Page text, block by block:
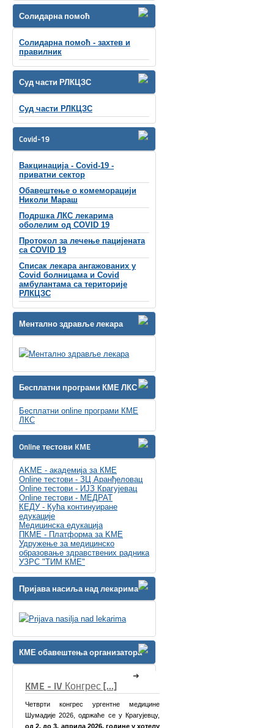
Солидарна помоћ
Солидарна помоћ - захтев и
правилник
Суд части РЛКЦЗС
Суд части РЛКЦЗС
Covid-19
Вакцинација - Covid-19 -
приватни сектор
Обавештење о комеморацији
Николи Мараш
Подршка ЛКС лекарима
оболелим од COVID 19
Протокол за лечење пацијената
са COVID 19
Списак лекара ангажованих у
Covid болницама и Covid
амбулантама са територије
РЛКЦЗС
Ментално здравље лекара
Бесплатни програми КМЕ ЛКС
Бесплатни online програми КМЕ
ЛКС
Online тестови KME
AKME - академија за КМЕ
Online тестови - ЗЦ Аранђеловац
Online тестови - ИЈЗ Крагујевац
Online тестови - МЕДРАТ
КЕДУ - Кућа континуиране
едукације
Медицинска едукација
ПКМЕ - Платформа за KME
Удружење за медицинско
образовање здравствених радника
УЗРС "ТИМ КМЕ"
Пријава насиља над лекарима
КМЕ обавештења организатора
КМЕ Симпозијум [...]